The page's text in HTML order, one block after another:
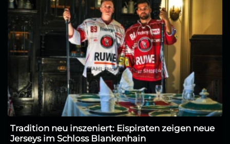
Tradition neu inszeniert: Eispiraten zeigen neue
Jerseys im Schloss Blankenhain